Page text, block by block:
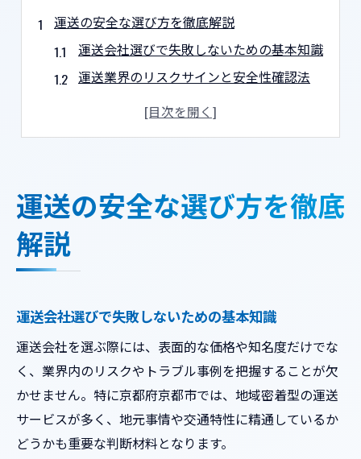
運送の安全な選び方を徹底解説
運送会社選びで失敗しないための基本知識
運送業界のリスクサインと安全性確認法
運送の求人票で見るべきポイントとは
設備不備が招く運送の安全リスク分析
京都の運送現場に多い設備課題と対策
倉庫業と連携した運送設備の実態とは
気を付けたい運送の現場トラブル例
運送現場で発生しやすいトラブル傾向
設備不良による運送事故の実例と教訓
運送作業中に起こる荷物破損の予防策
運送の安全な選び方を徹底
解説
運送会社選びで失敗しないための基本知識
運送会社を選ぶ際には、表面的な価格や知名度だけでな
く、業界内のリスクやトラブル事例を把握することが欠
かせません。特に京都府京都市では、地域密着型の運送
サービスが多く、地元事情や交通特性に精通しているか
どうかも重要な判断材料となります。